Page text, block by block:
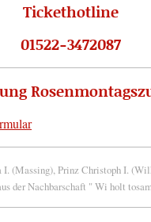
Tickethotline
01522-3472087
(Massing), Prinz Christoph I.
der Nachbarschaft " Wi holt